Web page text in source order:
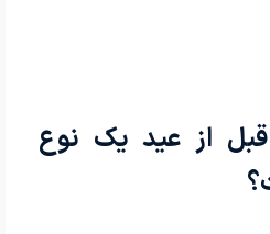
از عید یک نوع